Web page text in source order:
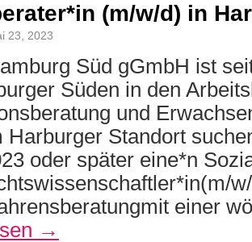
(m/w/d) in
23, 2023
Süd gGmbH ist
Süden in den
und
Harburger Standort
oder später eine*n
einer
→